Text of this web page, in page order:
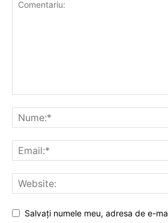
Salvați numele meu, adresa de e-